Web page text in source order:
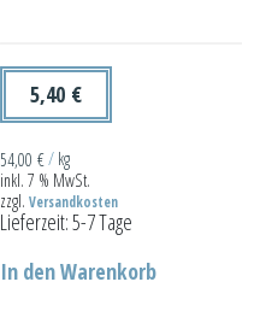
5,40 €
54,00€/ kg
inkl. 7 % MwSt.
zzgl.Versandkosten
Lieferzeit:5-7 Tage
In den Warenkorb